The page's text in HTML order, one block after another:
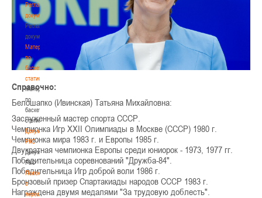
Регламентирующие
документы
Регламентирующие
документы
Материалы
по
баскетбольной
статистике
Материалы
по
баскетбольной
статистике
Документы
РКС
Документы
РКС
Положение
о
переходах
Справочно:
Белошапко (Ивинская) Татьяна Михайловна:
Заслуженный мастер спорта СССР.
Чемпионка Игр XXII Олимпиады в Москве (СССР) 1980 г.
Чемпионка мира 1983 г. и Европы 1985 г.
Двукратная чемпионка Европы среди юниорок - 1973, 1977 гг.
Победительница соревнований "Дружба-84".
Победительница Игр доброй воли 1986 г.
Бронзовый призер Спартакиады народов СССР 1983 г.
Награждена двумя медалями "За трудовую доблесть".